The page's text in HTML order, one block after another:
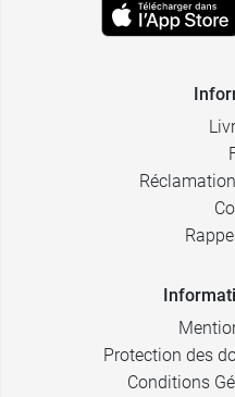
Protection des
Conditions